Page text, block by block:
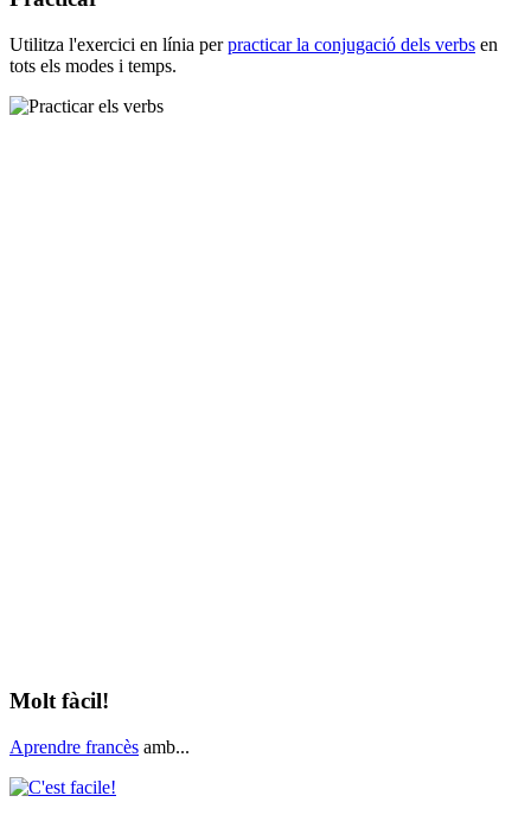
Utilitza l'exercici en línia perpracticar la conjugació dels verbs en
tots els modes i temps.
Molt fàcil!
Aprendre francès amb...